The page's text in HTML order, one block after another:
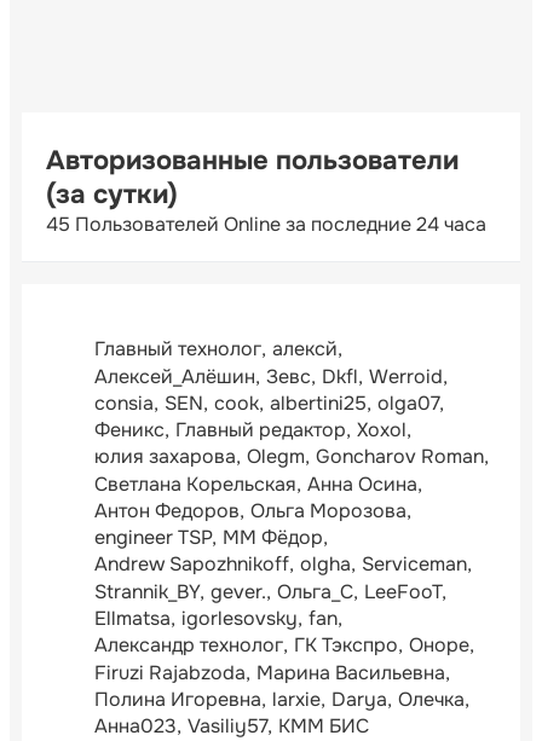
Авторизованные пользователи
(за сутки)
45 Пользователей Online за последние 24 часа
Главный технолог алексй
Алексей_Алёшин Зевс Dkfl Werroid
consia SEN cook albertini25 olga07
Феникс Главный редактор Xoxol
юлия захарова Olegm Goncharov Roman
Светлана Корельская Анна Осина
Антон Федоров Ольга Морозова
engineer TSP ММ Фёдор
Andrew Sapozhnikoff olgha Serviceman
Strannik_BY gever. Ольга_С LeeFooT
Ellmatsa igorlesovsky fan
Александр технолог ГК Тэкспро Оноре
Firuzi Rajabzoda Марина Васильевна
Полина Игоревна larxie Darya Олечка
Анна023 Vasiliy57 КММ БИС